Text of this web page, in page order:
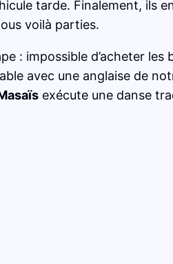
tarde. Finalement, ils
voilà parties.
: impossible d’acheter
avec une anglaise de
exécute une danse